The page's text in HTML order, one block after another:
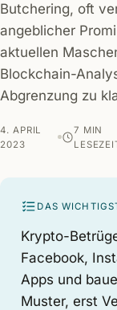
Butchering, oft
angeblicher
aktuellen
Blockchain-
Abgrenzung zu
4. APRIL
2023
7 MIN
DAS
Krypto-
Facebook,
Apps und
Muster, erst